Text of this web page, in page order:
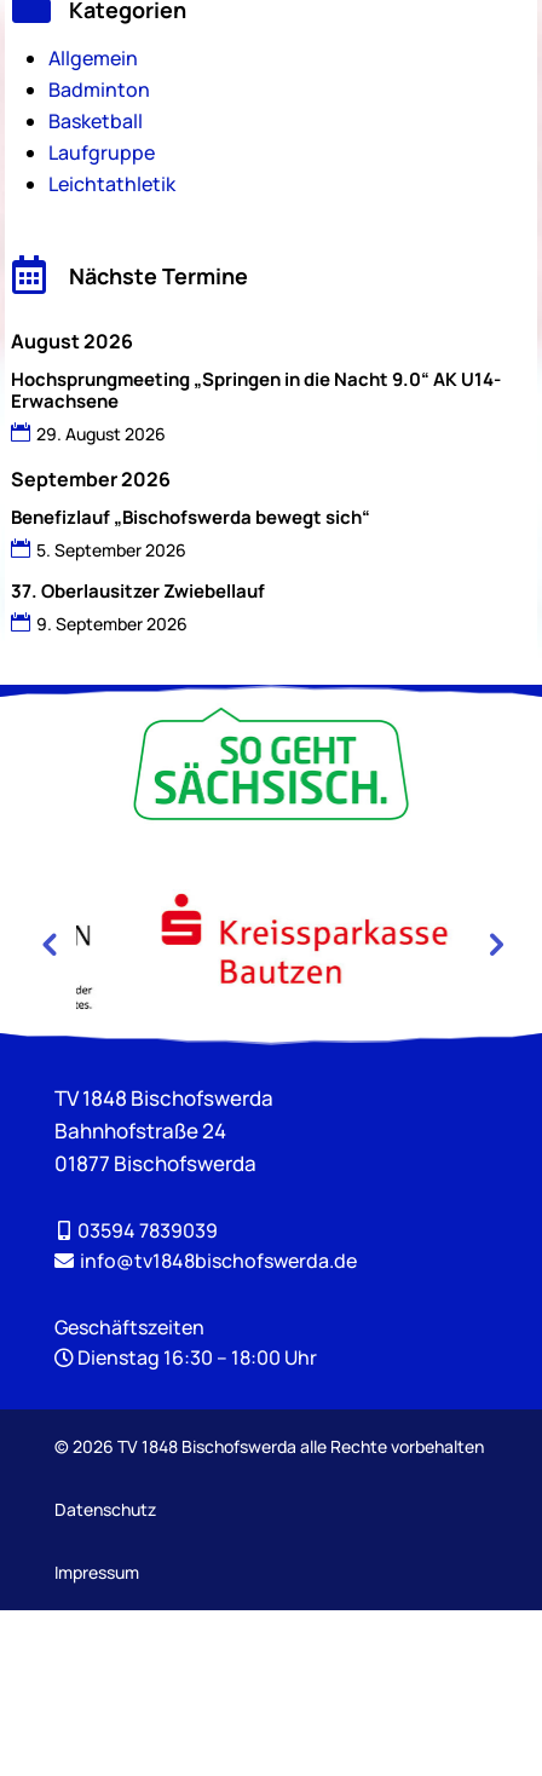
 Kategorien
Allgemein
Badminton
Basketball
Laufgruppe
Leichtathletik
 Nächste Termine
August 2026
Hochsprungmeeting „Springen in die Nacht 9.0“ AK U14-
Erwachsene
29. August 2026
September 2026
Benefizlauf „Bischofswerda bewegt sich“
5. September 2026
37. Oberlausitzer Zwiebellauf
9. September 2026
TV 1848 Bischofswerda
Bahnhofstraße 24
01877 Bischofswerda
03594 7839039
info@tv1848bischofswerda.de
Geschäftszeiten
Dienstag 16:30 – 18:00 Uhr
©2026 TV 1848 Bischofswerda alle Rechte vorbehalten
Datenschutz
Impressum